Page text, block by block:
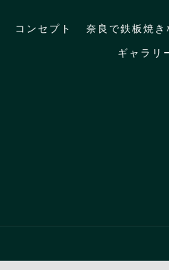
コンセプト 奈良で鉄板焼き
ギャラリ